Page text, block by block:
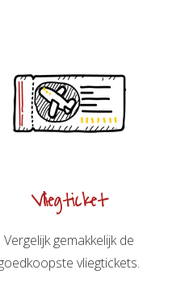
Vliegticket
Vergelijk gemakkelijk de
vliegtickets.